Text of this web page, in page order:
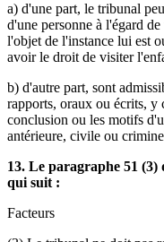
a) d'une part, le tribunal
d'une personne à l'égard
l'objet de l'instance lui est
avoir le droit de visiter
b) d'autre part, sont
rapports, oraux ou écrits, y
conclusion ou les motifs
antérieure, civile ou
13. Le paragraphe 51 (3)
qui suit :
Facteurs